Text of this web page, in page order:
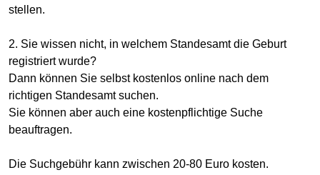
stellen.
2. Sie wissen nicht, in welchem Standesamt die Geburt
registriert wurde?
Dann können Sie selbst kostenlos online nach dem
richtigen Standesamt suchen.
Sie können aber auch eine kostenpflichtige Suche
beauftragen.
Die Suchgebühr kann zwischen 20-80 Euro kosten.